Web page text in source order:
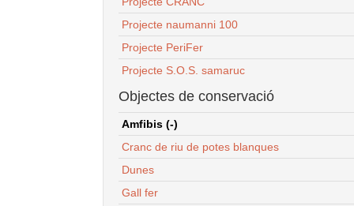
Projecte naumanni 100
Projecte PeriFer
Projecte S.O.S. samaruc
Objectes de conservació
Amfibis (-)
Cranc de riu de potes blanques
Dunes
Gall fer